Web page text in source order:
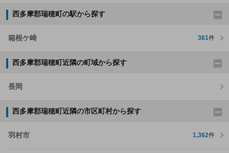
西多摩郡瑞穂町の駅から探す
箱根ケ崎 361件
西多摩郡瑞穂町近隣の町域から探す
長岡
西多摩郡瑞穂町近隣の市区町村から探す
羽村市 1,362件